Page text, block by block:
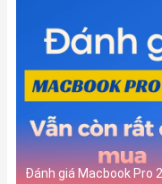
Đánh giá Macbook Pro